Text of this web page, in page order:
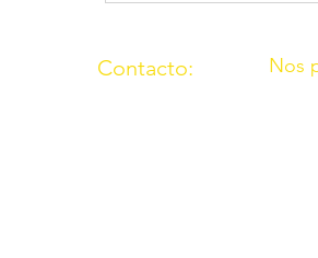
Contacto: Nos